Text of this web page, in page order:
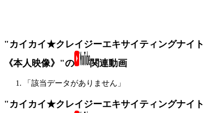
"カイカイ★クレイジーエキサイティングナイト
《本人映像》"の
関連動画
「該当データがありません」
"カイカイ★クレイジーエキサイティングナイト